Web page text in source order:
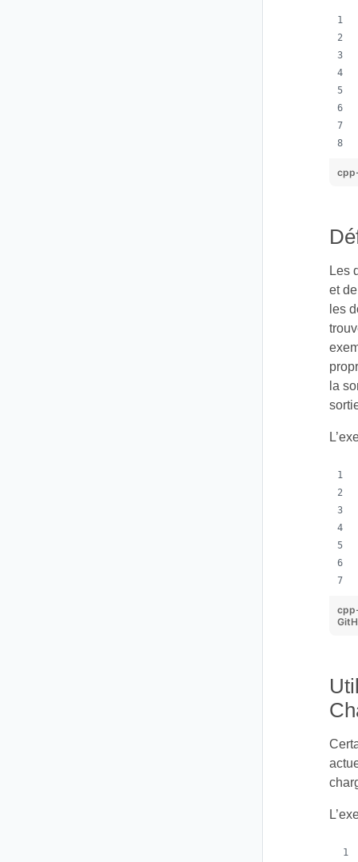
Les
et
les
la